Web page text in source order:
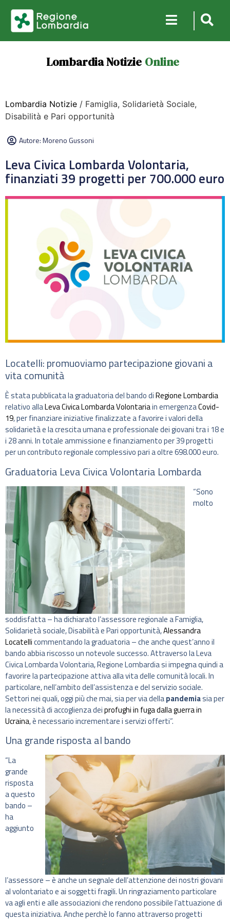
Lombardia Notizie Online
Lombardia Notizie / Famiglia, Solidarietà Sociale,
Disabilità e Pari opportunità
Autore:Moreno Gussoni
Leva Civica Lombarda Volontaria,
finanziati 39 progetti per 700.000 euro
Locatelli: promuoviamo partecipazione giovani a
vita comunità
È stata pubblicata la graduatoria del bando diRegione Lombardia
relativo allaLeva Civica Lombarda Volontariain emergenzaCovid-
19, per finanziare iniziative finalizzate a favorire i valori della
solidarietà e la crescita umana e professionale dei giovani tra i 18 e
i 28 anni. In totale ammissione e finanziamento per 39 progetti
per un contributo regionale complessivo pari a oltre 698.000 euro.
Graduatoria Leva Civica Volontaria Lombarda
“Sono
molto
soddisfatta – ha dichiarato l’assessore regionale a Famiglia,
Solidarietà sociale, Disabilità e Pari opportunità,Alessandra
Locatellicommentando la graduatoria – che anche quest’anno il
bando abbia riscosso un notevole successo. Attraverso la Leva
Civica Lombarda Volontaria, Regione Lombardia si impegna quindi a
favorire la partecipazione attiva alla vita delle comunità locali. In
particolare, nell’ambito dell’assistenza e del servizio sociale.
Settori nei quali, oggi più che mai, sia per via dellapandemiasia per
la necessità di accoglienza deiprofughi in fuga dalla guerra in
Ucraina, è necessario incrementare i servizi offerti”.
Una grande risposta al bando
“La
grande
risposta
a questo
bando –
ha
aggiunto
l’assessore – è anche un segnale dell’attenzione dei nostri giovani
al volontariato e ai soggetti fragili. Un ringraziamento particolare
va agli enti e alle associazioni che rendono possibile l’attuazione di
questa iniziativa. Anche perchè lo fanno attraverso progetti